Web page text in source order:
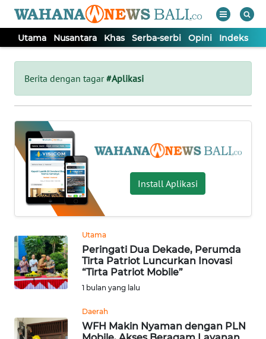
Utama Nusantara Khas Serba-serbi Opini Indeks
Berita dengan tagar#Aplikasi
Install Aplikasi
Utama
Peringati Dua Dekade, Perumda
Tirta Patriot Luncurkan Inovasi
“Tirta Patriot Mobile”
1 bulan yang lalu
Daerah
WFH Makin Nyaman dengan PLN
Tutup
UTAMA
NUSANTARA
KHAS
SERBA-
SERBI
OPINI
Informasi
BERITA